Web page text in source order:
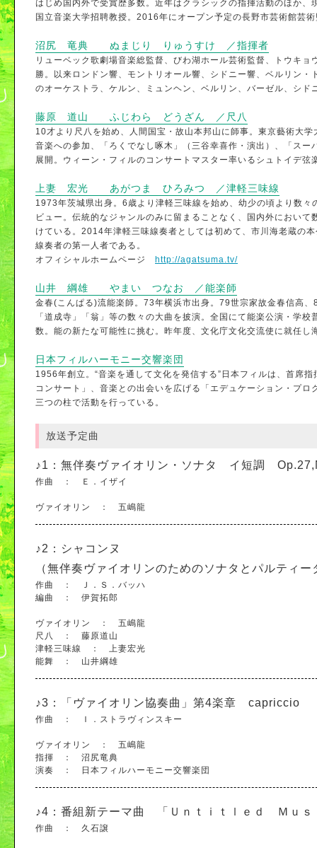
はじめ国内外で受賞歴多数。近年はクラシックの指揮活動のほか
国立音楽大学招聘教授。2016年にオープン予定の長野市芸術館芸
沼尻 竜典 ぬまじり りゅうすけ ／指揮者
リューベック歌劇場音楽総監督、びわ湖ホール芸術監督、トウキ
勝。以来ロンドン響、モントリオール響、シドニー響、ベルリン
のオーケストラ、ケルン、ミュンヘン、ベルリン、バーゼル、シ
藤原 道山 ふじわら どうざん ／尺八
10才より尺八を始め、人間国宝・故山本邦山に師事。東京藝術大
音楽への参加、「ろくでなし啄木」（三谷幸喜作・演出）、「ス
展開。ウィーン・フィルのコンサートマスター率いるシュトイデ
上妻 宏光 あがつま ひろみつ ／津軽三味線
1973年茨城県出身。6歳より津軽三味線を始め、幼少の頃より数
ビュー。伝統的なジャンルのみに留まることなく、国内外におい
けている。2014年津軽三味線奏者としては初めて、市川海老蔵の
線奏者の第一人者である。
オフィシャルホームページ http://agatsuma.tv/
山井 綱雄 やまい つなお ／能楽師
金春(こんぱる)流能楽師。73年横浜市出身。79世宗家故金春信高
「道成寺」「翁」等の数々の大曲を披演。全国にて能楽公演・学
数。能の新たな可能性に挑む。昨年度、文化庁文化交流使に就任し
日本フィルハーモニー交響楽団
1956年創立。“音楽を通して文化を発信する”日本フィルは、首席
コンサート」、音楽との出会いを広げる「エデュケーション・プ
三つの柱で活動を行っている。
放送予定曲
♪1： 無伴奏ヴァイオリン・ソナタ イ短調
作曲 ： Ｅ．イザイ
ヴァイオリン ： 五嶋龍
♪2： シャコンヌ
（無伴奏ヴァイオリンのためのソナタとパルティ
作曲 ： Ｊ．Ｓ．バッハ
編曲 ： 伊賀拓郎
ヴァイオリン ： 五嶋龍
尺八 ： 藤原道山
津軽三味線 ： 上妻宏光
能舞 ： 山井綱雄
♪3： 「ヴァイオリン協奏曲」第4楽章 capriccio
作曲 ： Ｉ．ストラヴィンスキー
ヴァイオリン ： 五嶋龍
指揮 ： 沼尻竜典
演奏 ： 日本フィルハーモニー交響楽団
♪4： 番組新テーマ曲 「Ｕｎｔｉｔｌｅｄ Ｍｕｓ
作曲 ： 久石譲